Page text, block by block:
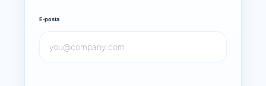
E-posta